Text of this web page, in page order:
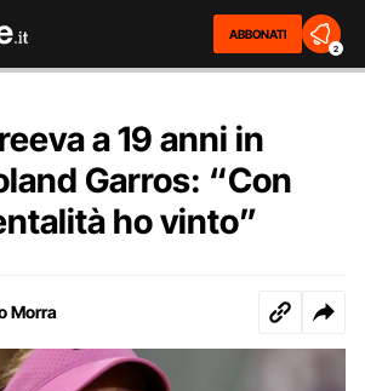
ABBONATI
2
a 19 anni in
Garros: “Con
ho vinto”
Morra